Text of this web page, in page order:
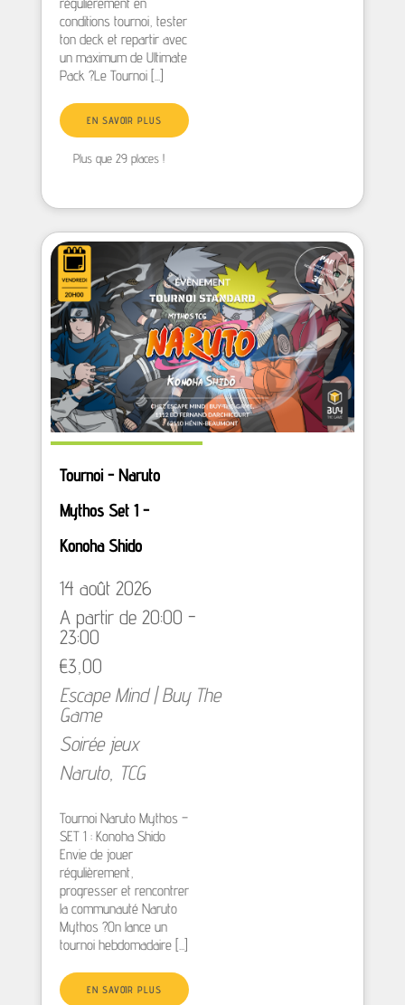
conditions tournoi, tester
ton deck et repartir avec
un maximum de Ultimate
Pack ?Le Tournoi [...]
EN SAVOIR PLUS
Plus que 29 places !
Tournoi - Naruto
Mythos Set 1 -
Konoha Shido
14 août 2026
A partir de 20:00 -
23:00
€3,00
Escape Mind | Buy The
Game
Soirée jeux
Naruto, TCG
Tournoi Naruto Mythos –
SET 1 : Konoha Shido
Envie de jouer
régulièrement,
progresser et rencontrer
la communauté Naruto
Mythos ?On lance un
tournoi hebdomadaire [...]
EN SAVOIR PLUS